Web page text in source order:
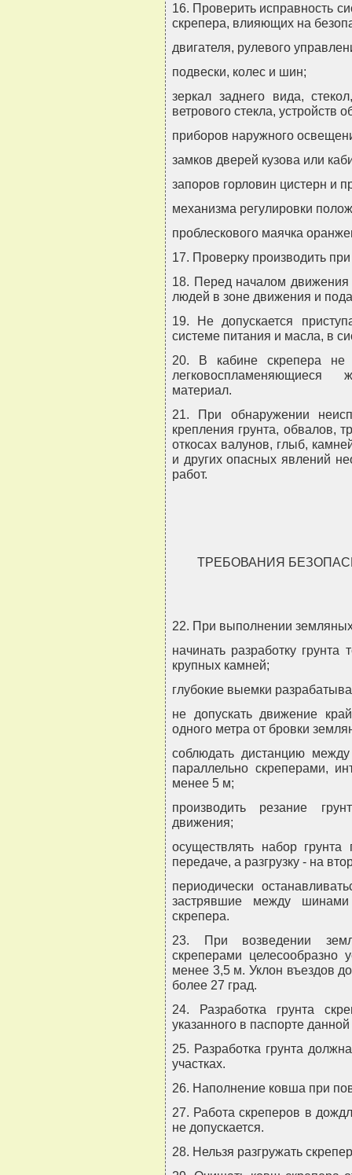
16. Проверить исправность
скрепера, влияющих на
двигателя, рулевого
подвески, колес и шин;
зеркал заднего вида,
ветрового стекла, устройств
приборов наружного
замков дверей кузова или
запоров горловин цистерн и
механизма регулировки
проблескового маячка
17. Проверку производить
18. Перед началом движения
людей в зоне движения и
19. Не допускается
системе питания и масла, в
20. В кабине скрепера не
легковоспламеняющиеся
материал.
21. При обнаружении
крепления грунта, обвалов,
откосах валунов, глыб,
и других опасных явлений
работ.
ТРЕБОВАНИЯ
22. При выполнении
начинать разработку
крупных камней;
глубокие выемки
не допускать движение
одного метра от бровки
соблюдать дистанцию
параллельно скреперами,
менее 5 м;
производить резание
движения;
осуществлять набор
передаче, а разгрузку - на
периодически
застрявшие между шинами
скрепера.
23. При возведении
скреперами
менее 3,5 м. Уклон въездов
более 27 град.
24. Разработка грунта
указанного в паспорте
25. Разработка грунта
участках.
26. Наполнение ковша при
27. Работа скреперов в
не допускается.
28. Нельзя разгружать